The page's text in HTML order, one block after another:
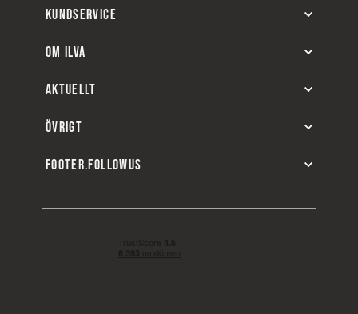
KUNDSERVICE
OM ILVA
AKTUELLT
ÖVRIGT
FOOTER.FOLLOWUS